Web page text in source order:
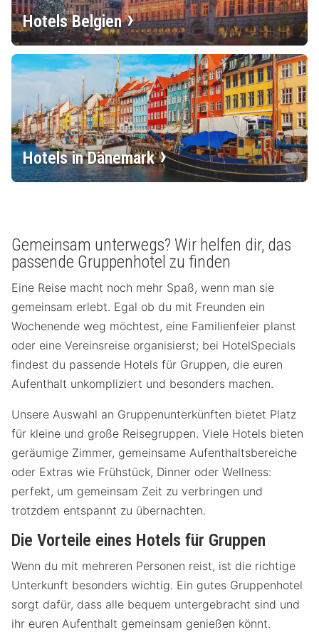
Hotels Belgien
Hotels in Dänemark
Gemeinsam unterwegs? Wir helfen dir, das
passende Gruppenhotel zu finden
Eine Reise macht noch mehr Spaß, wenn man sie
gemeinsam erlebt. Egal ob du mit Freunden ein
Wochenende weg möchtest, eine Familienfeier planst
oder eine Vereinsreise organisierst; bei HotelSpecials
findest du passende Hotels für Gruppen, die euren
Aufenthalt unkompliziert und besonders machen.
Unsere Auswahl an Gruppenunterkünften bietet Platz
für kleine und große Reisegruppen. Viele Hotels bieten
geräumige Zimmer, gemeinsame Aufenthaltsbereiche
oder Extras wie Frühstück, Dinner oder Wellness:
perfekt, um gemeinsam Zeit zu verbringen und
trotzdem entspannt zu übernachten.
Die Vorteile eines Hotels für Gruppen
Wenn du mit mehreren Personen reist, ist die richtige
Unterkunft besonders wichtig. Ein gutes Gruppenhotel
sorgt dafür, dass alle bequem untergebracht sind und
ihr euren Aufenthalt gemeinsam genießen könnt.